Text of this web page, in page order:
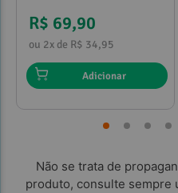
R$ 69,90
ou 2x de R$ 34,95
Adicionar
Não se trata de
produto, consulte sempre